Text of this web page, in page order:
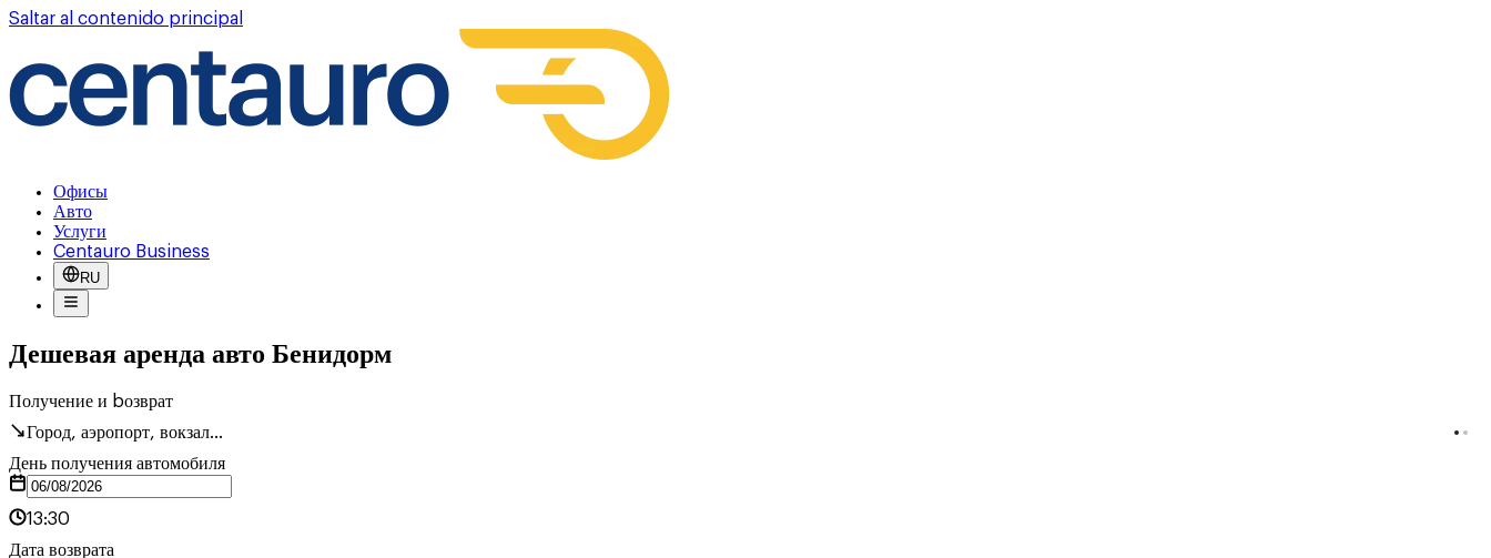
Saltar al contenido principal
Офисы
Авто
Услуги
Centauro Business
RU
Дешевая аренда авто Бенидорм
Получение и bозврат
Город, аэропорт, вокзал...
День получения автомобиля
13:30
Дата возврата